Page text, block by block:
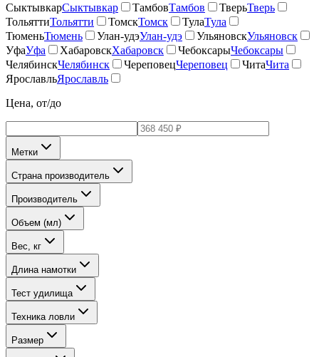
СыктывкарСыктывкар ТамбовТамбов ТверьТверь
ТольяттиТольятти ТомскТомск ТулаТула
ТюменьТюмень Улан-удэУлан-удэ УльяновскУльяновск
УфаУфа ХабаровскХабаровск ЧебоксарыЧебоксары
ЧелябинскЧелябинск ЧереповецЧереповец ЧитаЧита
ЯрославльЯрославль
Цена, от/до
Метки
Страна производитель
Производитель
Объем (мл)
Вес, кг
Длина намотки
Тест удилища
Техника ловли
Размер